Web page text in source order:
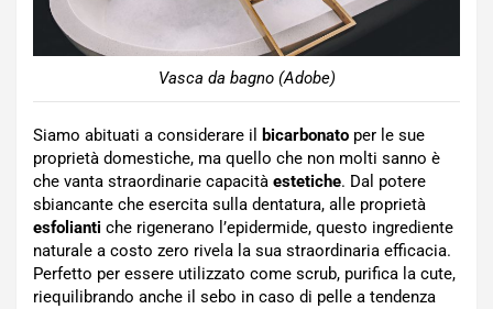
Vasca da bagno (Adobe)
Siamo abituati a considerare il bicarbonato per le sue
proprietà domestiche, ma quello che non molti sanno è
che vanta straordinarie capacità estetiche. Dal potere
sbiancante che esercita sulla dentatura, alle proprietà
esfolianti che rigenerano l’epidermide, questo ingrediente
naturale a costo zero rivela la sua straordinaria efficacia.
Perfetto per essere utilizzato come scrub, purifica la cute,
riequilibrando anche il sebo in caso di pelle a tendenza